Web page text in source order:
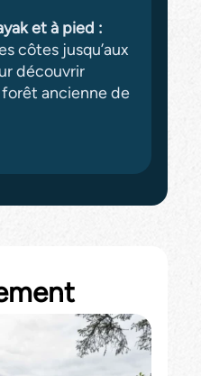
et à pied :
côtes jusqu’aux
découvrir
forêt ancienne de